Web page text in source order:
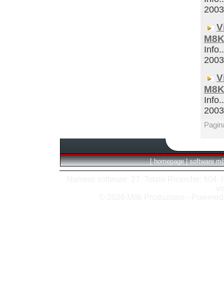
2003
2003
2003
[ homepage | software